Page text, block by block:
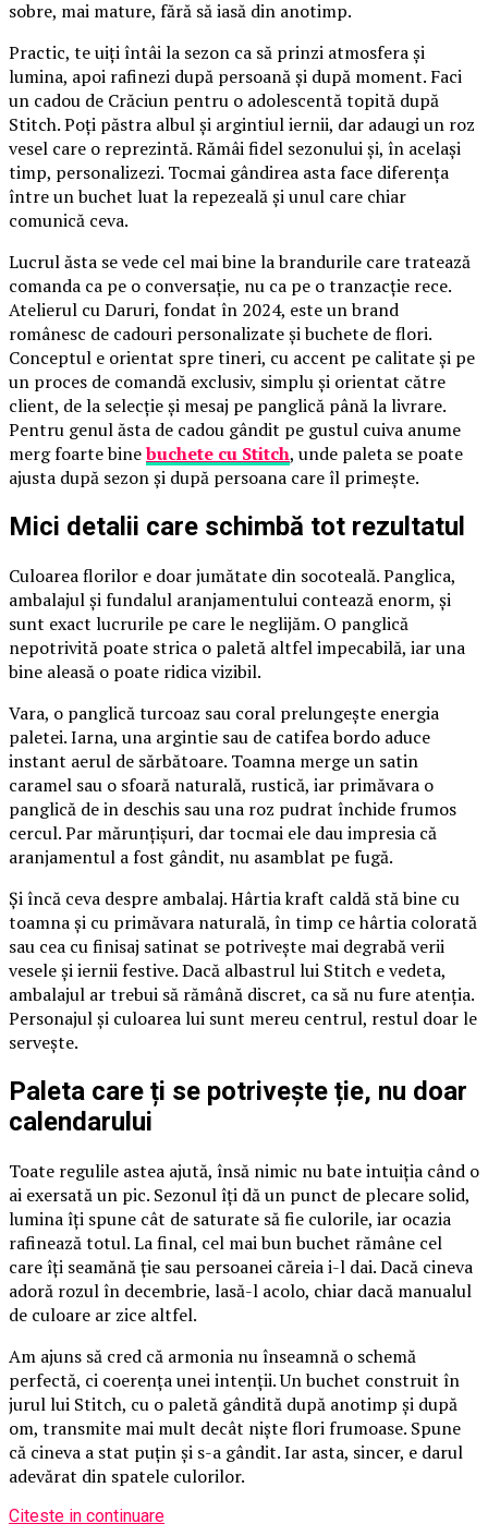
sobre, mai mature, fără să iasă din anotimp.
Practic, te uiți întâi la sezon ca să prinzi atmosfera și
lumina, apoi rafinezi după persoană și după moment. Faci
un cadou de Crăciun pentru o adolescentă topită după
Stitch. Poți păstra albul și argintiul iernii, dar adaugi un roz
vesel care o reprezintă. Rămâi fidel sezonului și, în același
timp, personalizezi. Tocmai gândirea asta face diferența
între un buchet luat la repezeală și unul care chiar
comunică ceva.
Lucrul ăsta se vede cel mai bine la brandurile care tratează
comanda ca pe o conversație, nu ca pe o tranzacție rece.
Atelierul cu Daruri, fondat în 2024, este un brand
românesc de cadouri personalizate și buchete de flori.
Conceptul e orientat spre tineri, cu accent pe calitate și pe
un proces de comandă exclusiv, simplu și orientat către
client, de la selecție și mesaj pe panglică până la livrare.
Pentru genul ăsta de cadou gândit pe gustul cuiva anume
merg foarte binebuchete cu Stitch, unde paleta se poate
ajusta după sezon și după persoana care îl primește.
Mici detalii care schimbă tot rezultatul
Culoarea florilor e doar jumătate din socoteală. Panglica,
ambalajul și fundalul aranjamentului contează enorm, și
sunt exact lucrurile pe care le neglijăm. O panglică
nepotrivită poate strica o paletă altfel impecabilă, iar una
bine aleasă o poate ridica vizibil.
Vara, o panglică turcoaz sau coral prelungește energia
paletei. Iarna, una argintie sau de catifea bordo aduce
instant aerul de sărbătoare. Toamna merge un satin
caramel sau o sfoară naturală, rustică, iar primăvara o
panglică de in deschis sau una roz pudrat închide frumos
cercul. Par mărunțișuri, dar tocmai ele dau impresia că
aranjamentul a fost gândit, nu asamblat pe fugă.
Și încă ceva despre ambalaj. Hârtia kraft caldă stă bine cu
toamna și cu primăvara naturală, în timp ce hârtia colorată
sau cea cu finisaj satinat se potrivește mai degrabă verii
vesele și iernii festive. Dacă albastrul lui Stitch e vedeta,
ambalajul ar trebui să rămână discret, ca să nu fure atenția.
Personajul și culoarea lui sunt mereu centrul, restul doar le
servește.
Paleta care ți se potrivește ție, nu doar
calendarului
Toate regulile astea ajută, însă nimic nu bate intuiția când o
ai exersată un pic. Sezonul îți dă un punct de plecare solid,
lumina îți spune cât de saturate să fie culorile, iar ocazia
rafinează totul. La final, cel mai bun buchet rămâne cel
care îți seamănă ție sau persoanei căreia i-l dai. Dacă cineva
adoră rozul în decembrie, lasă-l acolo, chiar dacă manualul
de culoare ar zice altfel.
Am ajuns să cred că armonia nu înseamnă o schemă
perfectă, ci coerența unei intenții. Un buchet construit în
jurul lui Stitch, cu o paletă gândită după anotimp și după
om, transmite mai mult decât niște flori frumoase. Spune
că cineva a stat puțin și s-a gândit. Iar asta, sincer, e darul
adevărat din spatele culorilor.
Citeste in continuare